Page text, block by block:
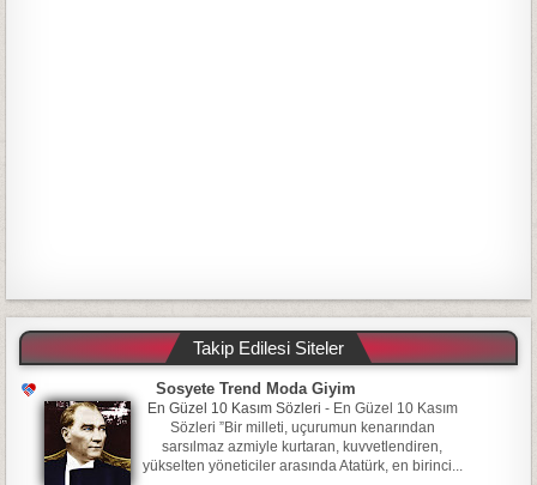
Takip Edilesi Siteler
Sosyete Trend Moda Giyim
En Güzel 10 Kasım Sözleri - En Güzel 10 Kasım
Sözleri ”Bir milleti, uçurumun kenarından
sarsılmaz azmiyle kurtaran, kuvvetlendiren,
yükselten yöneticiler arasında Atatürk, en birinci...